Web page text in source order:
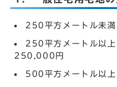
250平方メートル未
250平方メートル以
250,000円
500平方メートル以